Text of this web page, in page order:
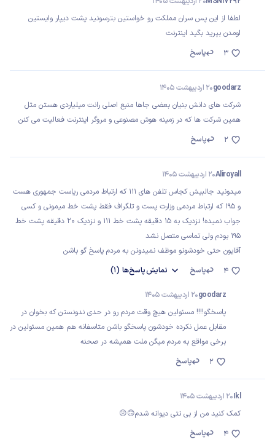
لطفا از این پس سران مملکت رو خواستین بترسونید پشت دیپار وایستین
اومدن بپرید بگید اینترنت
پاسخ
3
goodarz20 اردیبهشت 1405
شرکت های دانش بنیان بعضی جاها منبع اصلی رانت میلیاردی هستن مثل
همین شرکت ها که در زمینه هوش مصنوعی و مروگر اینترنت فعالیت می کنن
پاسخ
2
Aliroyall20 اردیبهشت 1405
میدونید جالبیش کجاس تلفن های 111 که ارتباط مردمی ریاست جمهوری هست
و 195 که ارتباط مردمی وزارت پست و تلگراف فقط پشت خط میمونی و کسی
جواب نمیده! نزدیک به 15 دقیقه پشت خط 111 و نزدیک 20 دقیقه پشت خط
195 بودم ولی تماسی متصل نشد
آقایون حتی خودشونو موظف نمیدونن به مردم پاسخ گو باشن
پاسخ
نمایشپاسخ‌ها (1) 4
goodarz20 اردیبهشت 1405
پاسخگو!!!! مسئولین هیچ وقت مردم رو در حدی ندونستن که بخوان در
مقابل عمل نکرده خودشون پاسخگو باشن متاسفانه هم همین مسئولین در
برخی مواقع به مردم میگن ملت همیشه در صحنه
پاسخ
2
Ikl20 اردیبهشت 1405
کمک کنید من از بی نتی دیوانه شدم🙃☹️
پاسخ
4